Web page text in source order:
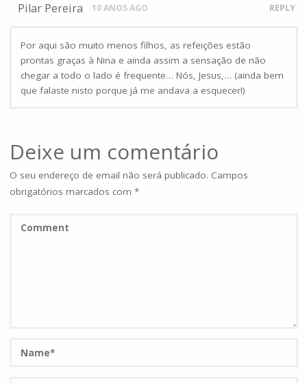
Pilar Pereira 10 ANOS AGO REPLY
Por aqui são muito menos filhos, as refeições estão
prontas graças à Nina e ainda assim a sensação de não
chegar a todo o lado é frequente… Nós, Jesus,… (ainda bem
que falaste nisto porque já me andava a esquecer!)
Deixe um comentário
O seu endereço de email não será publicado. Campos
obrigatórios marcados com *